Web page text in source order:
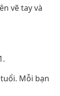
vẽ tay và
Mỗi bạn